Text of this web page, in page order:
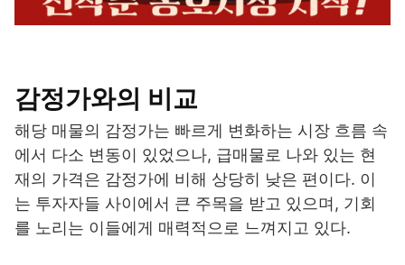
감정가와의 비교
해당 매물의 감정가는 빠르게 변화하는 시장 흐름 속
에서 다소 변동이 있었으나, 급매물로 나와 있는 현
재의 가격은 감정가에 비해 상당히 낮은 편이다. 이
는 투자자들 사이에서 큰 주목을 받고 있으며, 기회
를 노리는 이들에게 매력적으로 느껴지고 있다.